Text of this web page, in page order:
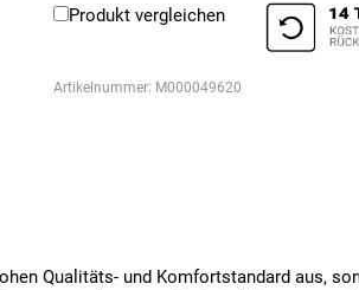
Produkt vergleichen
Artikelnummer: M000049620
Qualitäts- und Komfortstandard aus,